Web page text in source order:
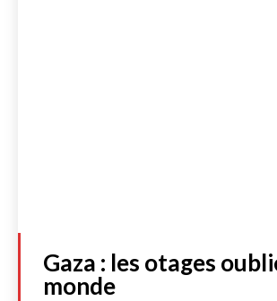
Gaza : les otages
monde